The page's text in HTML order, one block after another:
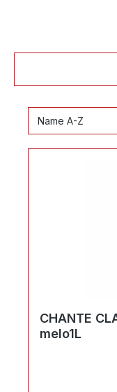
Ihr
CHANTE
melo1L